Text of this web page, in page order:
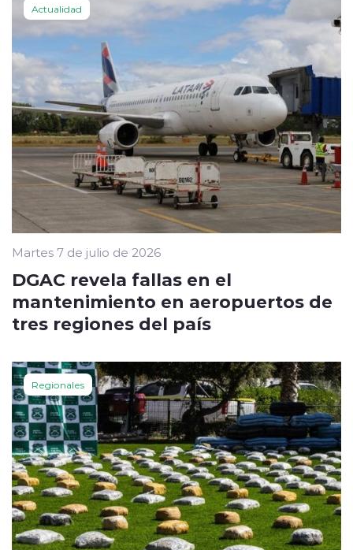
Actualidad
Martes 7 de julio de 2026
DGAC revela fallas en el
mantenimiento en aeropuertos de
tres regiones del país
Regionales